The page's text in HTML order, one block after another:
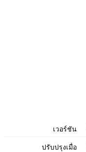
เวอร์ชัน
ปรับปรุงเมื่อ